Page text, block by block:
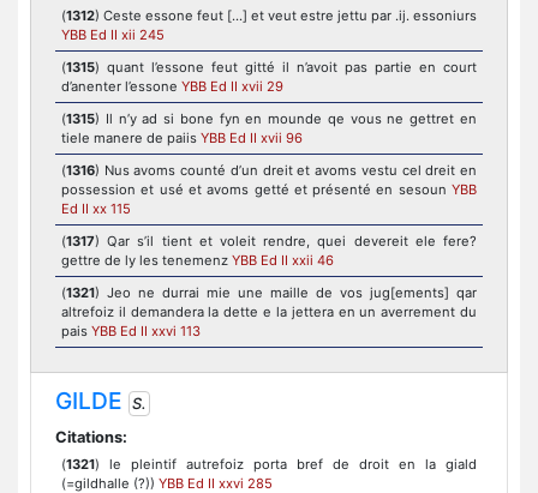
(1312) Ceste essone feut [...] et veut estre jettu par .ij. essoniurs
YBB Ed II xii 245
(1315) quant l’essone feut gitté il n’avoit pas partie en court
d’anenter l’essone YBB Ed II xvii 29
(1315) Il n’y ad si bone fyn en mounde qe vous ne gettret en
tiele manere de paiis YBB Ed II xvii 96
(1316) Nus avoms counté d’un dreit et avoms vestu cel dreit en
possession et usé et avoms getté et présenté en sesoun YBB
Ed II xx 115
(1317) Qar s’il tient et voleit rendre, quei devereit ele fere?
gettre de ly les tenemenz YBB Ed II xxii 46
(1321) Jeo ne durrai mie une maille de vos jug[ements] qar
altrefoiz il demandera la dette e la jettera en un averrement du
pais YBB Ed II xxvi 113
GILDE S.
Citations:
(1321) le pleintif autrefoiz porta bref de droit en la giald
(=gildhalle (?)) YBB Ed II xxvi 285